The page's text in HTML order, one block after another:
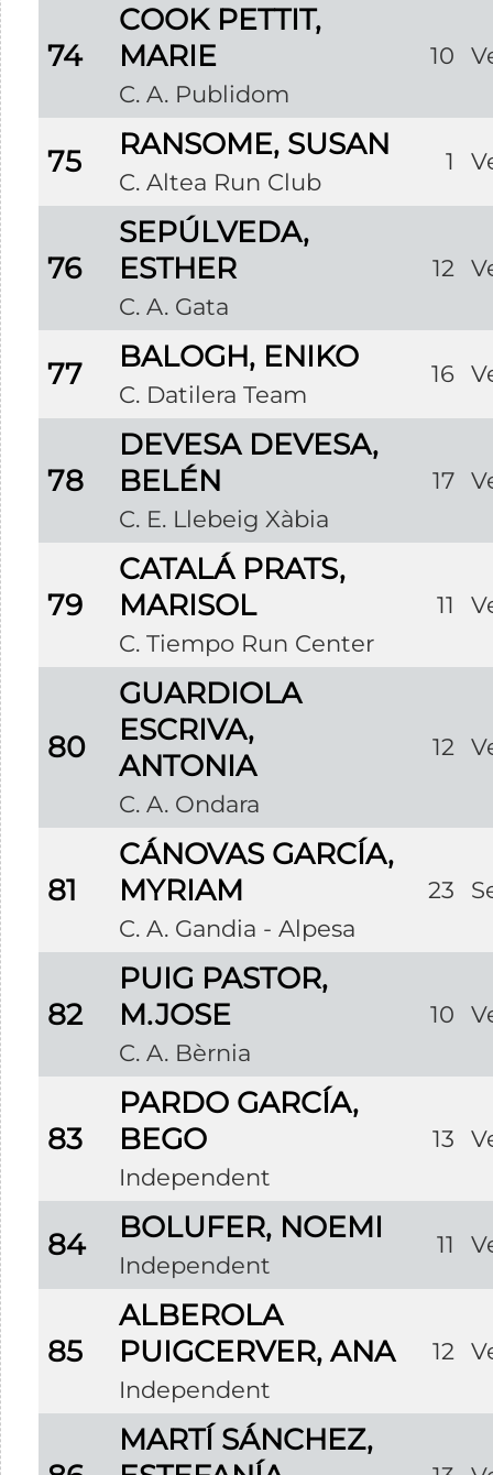
74
COOK PETTIT,
MARIE
C. A. Publidom
10
75 RANSOME, SUSAN
C. Altea Run Club
1
76
SEPÚLVEDA,
ESTHER
C. A. Gata
12
77 BALOGH, ENIKO
C. Datilera Team
16
78
DEVESA DEVESA,
BELÉN
C. E. Llebeig Xàbia
17
79
CATALÁ PRATS,
MARISOL
C. Tiempo Run Center
11
80
GUARDIOLA
ESCRIVA,
ANTONIA
C. A. Ondara
12
81
CÁNOVAS GARCÍA,
MYRIAM
C. A. Gandia - Alpesa
23
82
PUIG PASTOR,
M.JOSE
C. A. Bèrnia
10
83
PARDO GARCÍA,
BEGO
Independent
13
84 BOLUFER, NOEMI
Independent
11
85
ALBEROLA
PUIGCERVER, ANA
Independent
12
MARTÍ SÁNCHEZ,